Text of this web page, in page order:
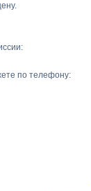
по телефону: